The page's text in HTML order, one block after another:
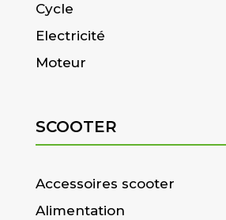
Cycle
Electricité
Moteur
SCOOTER
Accessoires scooter
Alimentation